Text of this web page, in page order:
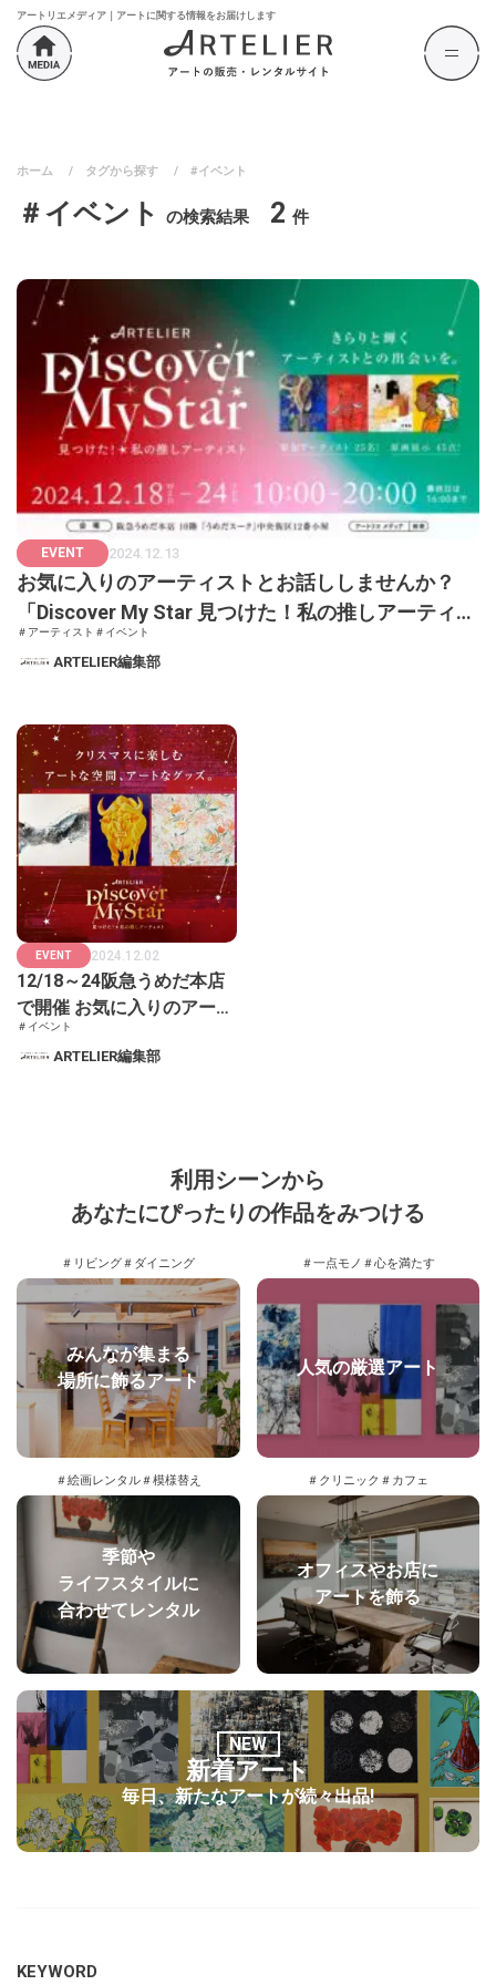
アートリエメディア｜アートに関する情報をお届けします
ホーム / タグから探す / #イベント
＃イベント の検索結果 2 件
EVENT 2024.12.13
お気に入りのアーティストとお話ししませんか？
「Discover My Star 見つけた！私の推しアーティス
ト」＠12/18～24阪急うめだ本店
＃アーティスト ＃イベント
ARTELIER編集部
EVENT 2024.12.02
12/18～24阪急うめだ本店
で開催 お気に入りのアーテ
ィストを見つけるイベント
「Discover My Star 見つけ
＃イベント
ARTELIER編集部
KEYWORD
利用シーンから
あなたにぴったりの作品をみつける
＃リビング＃ダイニング
みんなが集まる
場所に飾るアート
＃一点モノ ＃心を満たす
人気の厳選アート
＃絵画レンタル＃模様替え
季節や
ライフスタイルに
合わせてレンタル
＃クリニック ＃カフェ
オフィスやお店に
アートを飾る
NEW
新着アート
毎日、新たなアートが続々出品!